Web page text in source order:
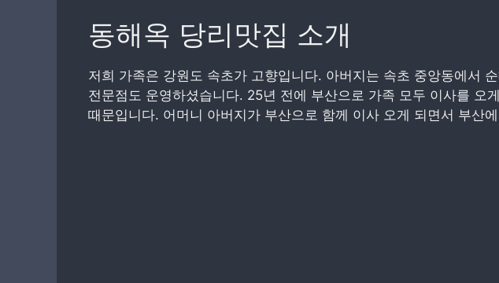
동해옥 당리맛집 소개
저희 가족은 강원도 속초가 고향입니다. 아버지는 속초 중앙동에서
전문점도 운영하셨습니다. 25년 전에 부산으로 가족 모두 이사를 오
때문입니다. 어머니 아버지가 부산으로 함께 이사 오게 되면서 부산